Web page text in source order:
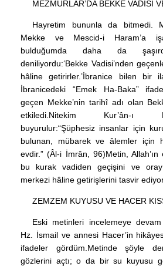
MEZMURLAR’DA BEKKE VADİSİ
Hayretim bununla da bitmedi.
Mekke ve Mescid-i Haram’a
bulduğumda daha da
deniliyordu:‘Bekke Vadisi’nden
hâline getirirler.’İbranice bilen bir
İbranicedeki “Emek Ha-Baka”
geçen Mekke’nin tarihî adı olan
etkiledi.Nitekim Kur’ân-ı
buyurulur:“Şüphesiz insanlar için
bulunan, mübarek ve âlemler için
evdir.” (Âl-i İmrân, 96)Metin, Allah’ın
bu kurak vadiden geçişini ve
merkezi hâline getirişlerini tasvir
ZEMZEM KUYUSU VE HACER
Eski metinleri incelemeye devam
Hz. İsmail ve annesi Hacer’in
ifadeler gördüm.Metinde şöyle
gözlerini açtı; o da bir su kuyusu